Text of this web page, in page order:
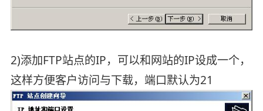
2)添加FTP站点的IP，可以和网站的IP设成一个，
这样方便客户访问与下载，端口默认为21